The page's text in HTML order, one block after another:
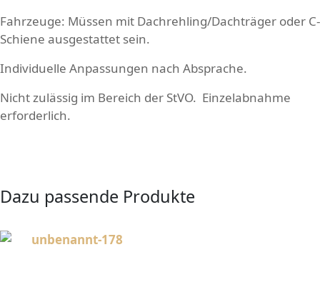
Fahrzeuge: Müssen mit Dachrehling/Dachträger oder C-
Schiene ausgestattet sein.
Individuelle Anpassungen nach Absprache.
Nicht zulässig im Bereich der StVO. Einzelabnahme
erforderlich.
Dazu passende Produkte